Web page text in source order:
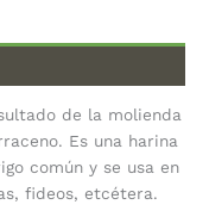
de la molienda
Es una harina
común y se usa en
fideos, etcétera.